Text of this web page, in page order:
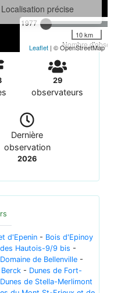
1977
Nombre
Localisation précise
10 km
Leaflet | © OpenStreetMap
29
observateurs
Dernière
observation
2026
d'Epenin - Bois d'Epinoy
Hautois-9/9 bis -
Domaine de Bellenville -
- Dunes de Fort-
Dunes de Stella-Merlimont